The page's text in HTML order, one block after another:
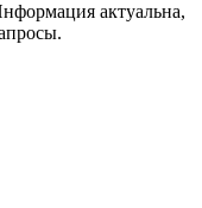
актуальна,